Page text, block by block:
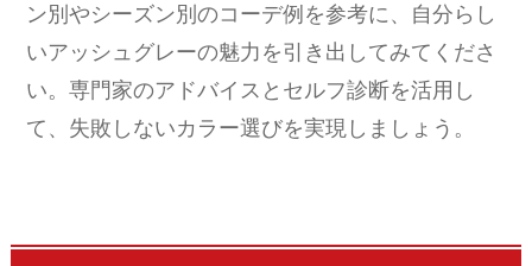
ン別やシーズン別のコーデ例を参考に、自分らし
いアッシュグレーの魅力を引き出してみてくださ
い。専門家のアドバイスとセルフ診断を活用し
て、失敗しないカラー選びを実現しましょう。